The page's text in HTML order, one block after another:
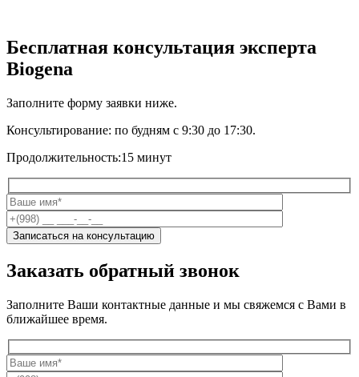
Бесплатная консультация эксперта
Biogena
Заполните форму заявки ниже.
Консультирование: по будням с 9:30 до 17:30.
Продолжительность:15 минут
Заказать обратный звонок
Заполните Ваши контактные данные и мы свяжемся с Вами в
ближайшее время.